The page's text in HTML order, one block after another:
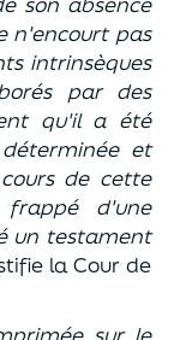
n'encourt pas
intrinsèques
par des
qu'il a été
et
de cette
d'une
un testament
la Cour de